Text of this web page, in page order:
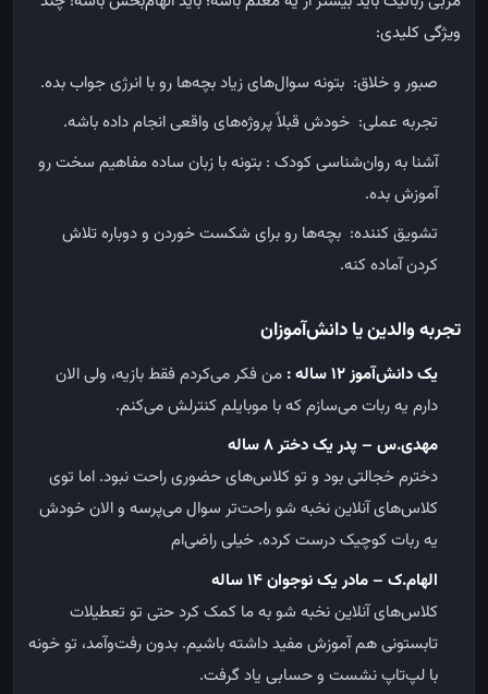
ویژگی کلیدی:
صبور و خلاق: بتونه سوال‌های زیاد بچه‌ها رو با انرژی جواب بده.
تجربه عملی: خودش قبلاً پروژه‌های واقعی انجام داده باشه.
آشنا به روان‌شناسی کودک : بتونه با زبان ساده مفاهیم سخت رو
آموزش بده.
تشویق کننده: بچه‌ها رو برای شکست خوردن و دوباره تلاش
کردن آماده کنه.
تجربه والدین یا دانش‌آموزان
یک دانش‌آموز ۱۲ ساله :
من فکر می‌کردم فقط بازیه، ولی الان
دارم یه ربات می‌سازم که با موبایلم کنترلش می‌کنم.
مهدی.س – پدر یک دختر ۸ ساله
دخترم خجالتی بود و تو کلاس‌های حضوری راحت نبود. اما توی
کلاس‌های آنلاین نخبه شو راحت‌تر سوال می‌پرسه و الان خودش
یه ربات کوچیک درست کرده. خیلی راضی‌ام
الهام.ک – مادر یک نوجوان ۱۴ ساله
کلاس‌های آنلاین نخبه شو به ما کمک کرد حتی تو تعطیلات
تابستونی هم آموزش مفید داشته باشیم. بدون رفت‌وآمد، تو خونه
با لپ‌تاپ نشست و حسابی یاد گرفت.